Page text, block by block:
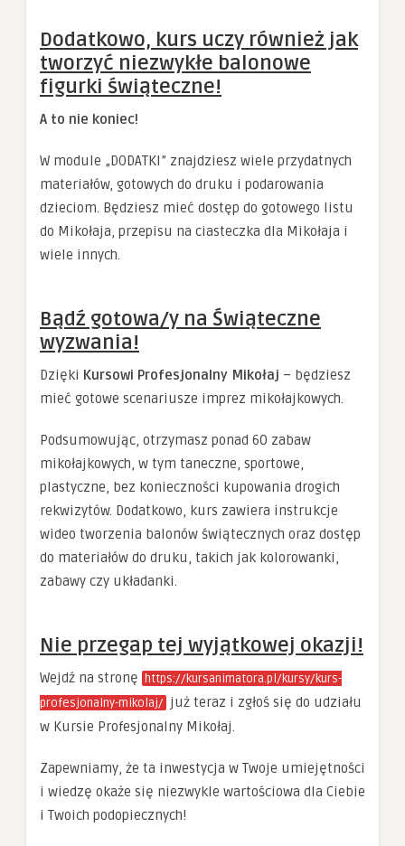
Dodatkowo, kurs uczy również jak
tworzyć niezwykłe balonowe
figurki świąteczne!
A to nie koniec!
W module „DODATKI” znajdziesz wiele przydatnych
materiałów, gotowych do druku i podarowania
dzieciom. Będziesz mieć dostęp do gotowego listu
do Mikołaja, przepisu na ciasteczka dla Mikołaja i
wiele innych.
Bądź gotowa/y na Świąteczne
wyzwania!
Dzięki Kursowi Profesjonalny Mikołaj – będziesz
mieć gotowe scenariusze imprez mikołajkowych.
Podsumowując, otrzymasz ponad 60 zabaw
mikołajkowych, w tym taneczne, sportowe,
plastyczne, bez konieczności kupowania drogich
rekwizytów. Dodatkowo, kurs zawiera instrukcje
wideo tworzenia balonów świątecznych oraz dostęp
do materiałów do druku, takich jak kolorowanki,
zabawy czy układanki.
Nie przegap tej wyjątkowej okazji!
Wejdź na stronę
https://kursanimatora.pl/kursy/kurs-
profesjonalny-mikolaj/ już teraz i zgłoś się do udziału
w Kursie Profesjonalny Mikołaj.
Zapewniamy, że ta inwestycja w Twoje umiejętności
i wiedzę okaże się niezwykle wartościowa dla Ciebie
i Twoich podopiecznych!